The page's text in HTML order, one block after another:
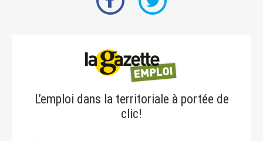
L’emploi dans la territoriale à portée de
clic!